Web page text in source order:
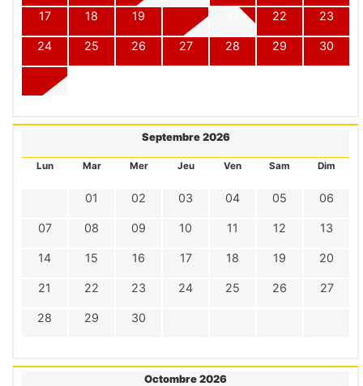
17 18 19 22 23
24 25 26 27 28 29 30
Septembre 2026
Lun Mar Mer Jeu Ven Sam Dim
01 02 03 04 05 06
07 08 09 10 11 12 13
14 15 16 17 18 19 20
21 22 23 24 25 26 27
28 29 30
Octombre 2026